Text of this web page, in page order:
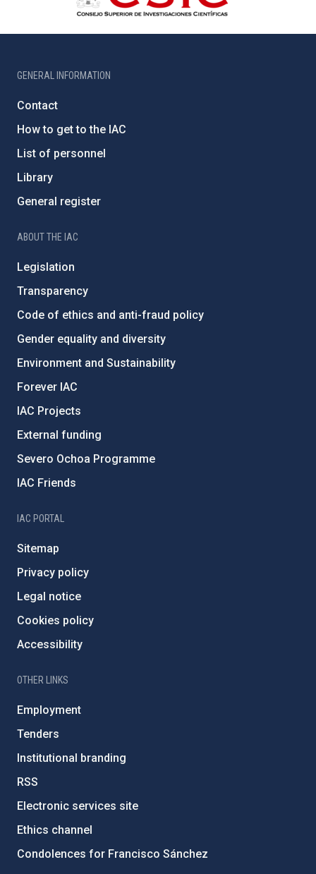
GENERAL INFORMATION
Contact
How to get to the IAC
List of personnel
Library
General register
ABOUT THE IAC
Legislation
Transparency
Code of ethics and anti-fraud policy
Gender equality and diversity
Environment and Sustainability
Forever IAC
IAC Projects
External funding
Severo Ochoa Programme
IAC Friends
IAC PORTAL
Sitemap
Privacy policy
Legal notice
Cookies policy
Accessibility
OTHER LINKS
Employment
Tenders
Institutional branding
RSS
Electronic services site
Ethics channel
Condolences for Francisco Sánchez